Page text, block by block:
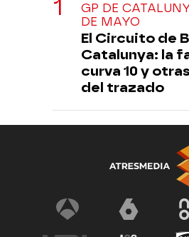
GP DE
DE MAYO
El Circuito de
Catalunya: la
curva 10 y
del trazado